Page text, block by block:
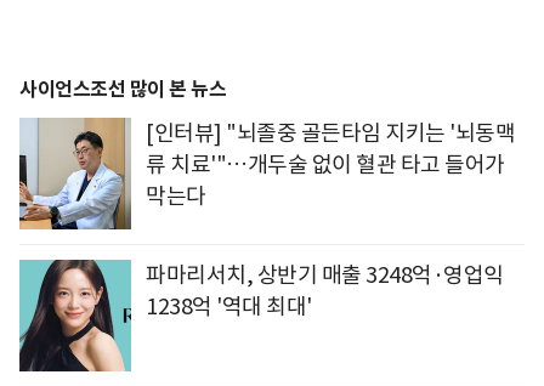
사이언스조선 많이 본 뉴스
[인터뷰] "뇌졸중 골든타임 지키는 '뇌동맥
류 치료'"…개두술 없이 혈관 타고 들어가
막는다
파마리서치, 상반기 매출 3248억·영업익
1238억 '역대 최대'